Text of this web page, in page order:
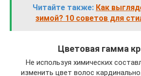
Читайте также: Как
зимой? 10 советов для
Цветовая гамма
Не используя химических
изменить цвет волос